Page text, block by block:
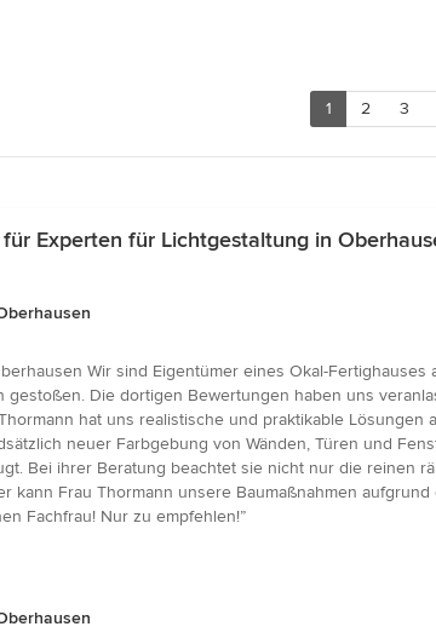
1 2 3
Experten für Lichtgestaltung in
Wir sind Eigentümer eines Okal-
gestoßen. Die dortigen Bewertungen haben uns
hat uns realistische und praktikable
neuer Farbgebung von Wänden, Türen und
Bei ihrer Beratung beachtet sie nicht nur die reinen
kann Frau Thormann unsere Baumaßnahmen
Fachfrau! Nur zu empfehlen!”